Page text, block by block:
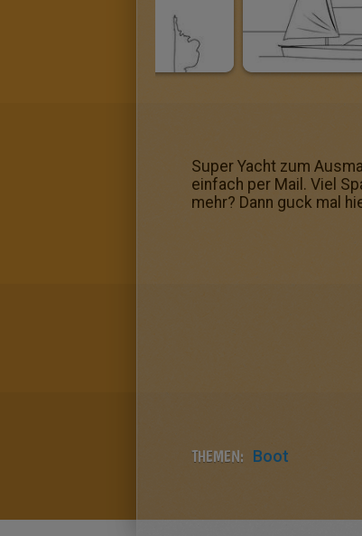
Super Yacht zum
einfach per Mail. Viel
mehr? Dann guck mal
THEMEN: Boot